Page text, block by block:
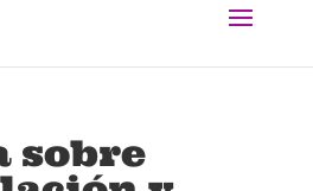
sobre